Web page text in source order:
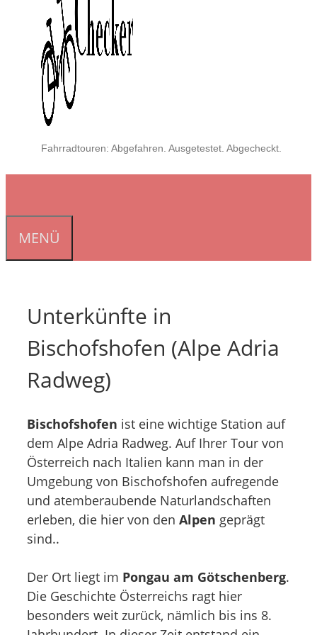
Fahrradtouren: Abgefahren. Ausgetestet. Abgecheckt.
MENÜ
Unterkünfte in
Bischofshofen (Alpe Adria
Radweg)
Bischofshofen ist eine wichtige Station auf
dem Alpe Adria Radweg. Auf Ihrer Tour von
Österreich nach Italien kann man in der
Umgebung von Bischofshofen aufregende
und atemberaubende Naturlandschaften
erleben, die hier von den Alpen geprägt
sind..
Der Ort liegt im Pongau am Götschenberg.
Die Geschichte Österreichs ragt hier
besonders weit zurück, nämlich bis ins 8.